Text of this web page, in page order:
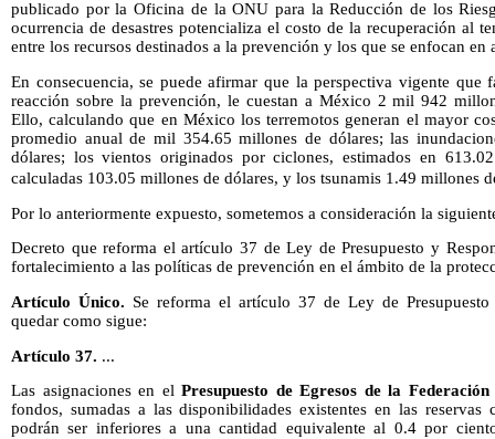
publicado por la Oficina de la ONU para la Reducción de los
ocurrencia de desastres potencializa el costo de la recuperación al
entre los recursos destinados a la prevención y los que se enfocan en
En consecuencia, se puede afirmar que la perspectiva vigente que
reacción sobre la prevención, le cuestan a México 2 mil 942
Ello, calculando que en México los terremotos generan el mayor
promedio anual de mil 354.65 millones de dólares; las
dólares; los vientos originados por ciclones, estimados en
calculadas 103.05 millones de dólares, y los tsunamis 1.49 millones
Por lo anteriormente expuesto, sometemos a consideración la
Decreto que reforma el artículo 37 de Ley de Presupuesto y
fortalecimiento a las políticas de prevención en el ámbito de la
Artículo Único. Se reforma el artículo 37 de Ley de
quedar como sigue:
Artículo 37. ...
Las asignaciones en elPresupuesto de Egresos de la
fondos, sumadas a las disponibilidades existentes en las reservas
podrán ser inferiores a una cantidad equivalente al 0.4 por